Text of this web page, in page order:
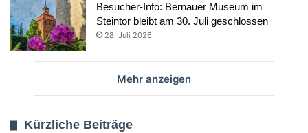
Besucher-Info: Bernauer Museum im
Steintor bleibt am 30. Juli geschlossen
28. Juli 2026
Mehr anzeigen
Kürzliche Beiträge